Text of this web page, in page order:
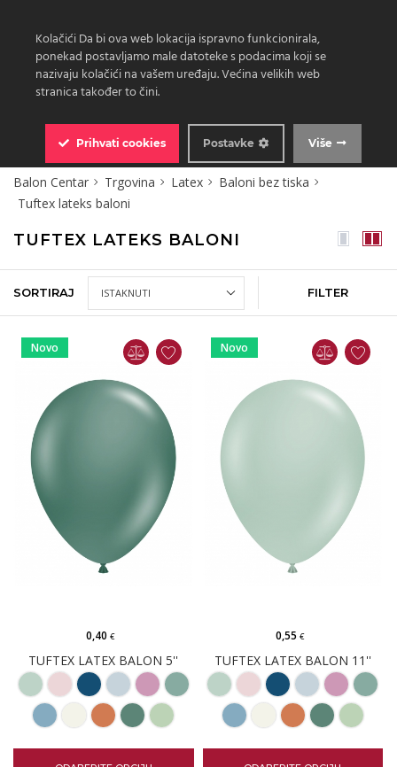
Balon Centar Trgovina Latex
Baloni bez tiska
Tuftex lateks baloni
TUFTEX LATEKS BALONI
SORTIRAJ FILTER
Novo
TUFTEX LATEX BALON 5''
0,40€
Novo
TUFTEX LATEX BALON 11''
0,55 €
Kolačići Da bi ova web lokacija ispravno funkcionirala,
ponekad postavljamo male datoteke s podacima koji se
nazivaju kolačići na vašem uređaju. Većina velikih web
stranica također to čini.
Prihvati cookies Više
Postavke